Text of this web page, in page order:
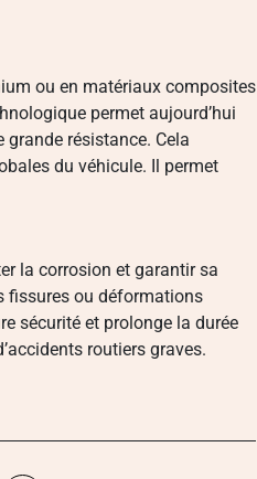
ou en matériaux composites
permet aujourd’hui
résistance. Cela
du véhicule. Il permet
la corrosion et garantir sa
fissures ou déformations
sécurité et prolonge la durée
routiers graves.